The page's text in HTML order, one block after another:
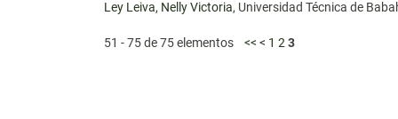
Ley Leiva, Nelly Victoria, Universidad Técnica de
51 - 75 de 75 elementos << < 1 2 3